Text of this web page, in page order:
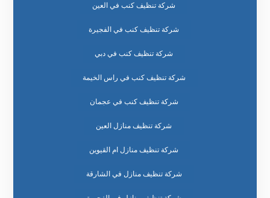
شركة تنظيف كنب في العين
شركة تنظيف كنب في الفجيرة
شركة تنظيف كنب في دبي
شركة تنظيف كنب في راس الخيمة
شركة تنظيف كنب في عجمان
شركة تنظيف منازل العين
شركة تنظيف منازل ام القيوين
شركة تنظيف منازل في الشارقة